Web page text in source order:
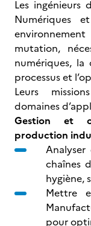
Les ingénieurs
Numériques
mutation,
numériques, la
processus et
Leurs
domaines
Gestion et
production
chaînes
hygiène,
Mettre
pour